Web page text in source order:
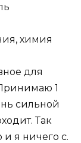
химия
для
1
сильной
Так
и я ничего с.